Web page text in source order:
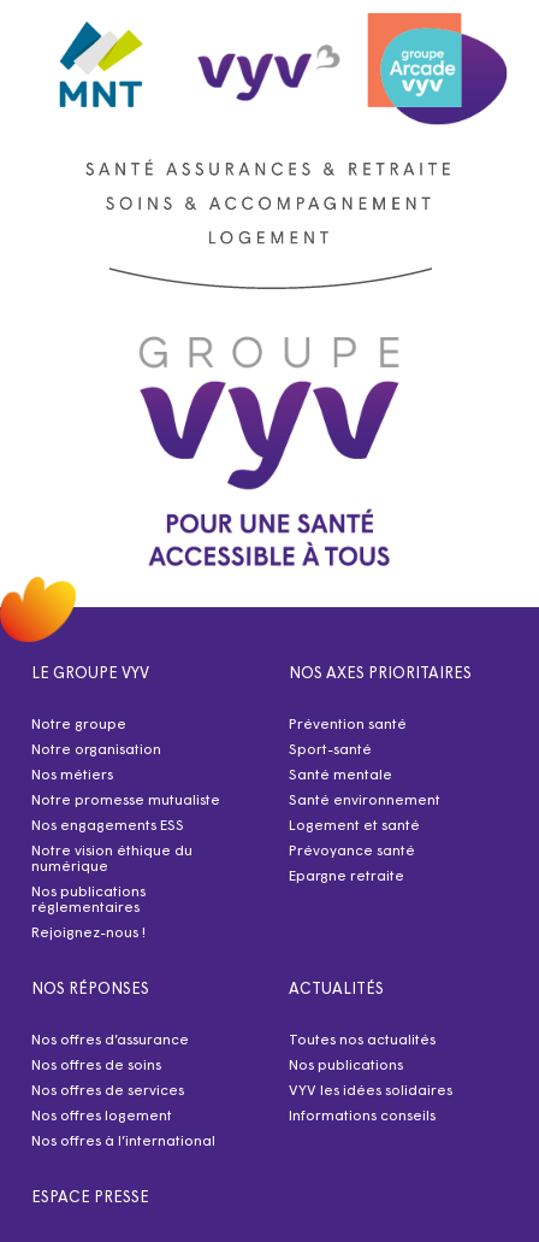
LE GROUPE VYV
Notre groupe
Notre organisation
Nos métiers
Notre promesse mutualiste
Nos engagements ESS
Notre vision éthique du
numérique
Nos publications
réglementaires
Rejoignez-nous !
NOS AXES PRIORITAIRES
Prévention santé
Sport-santé
Santé mentale
Santé environnement
Logement et santé
Prévoyance santé
Epargne retraite
NOS RÉPONSES
Nos offres d’assurance
Nos offres de soins
Nos offres de services
Nos offres logement
Nos offres à l’international
ACTUALITÉS
Toutes nos actualités
Nos publications
VYV les idées solidaires
Informations conseils
ESPACE PRESSE